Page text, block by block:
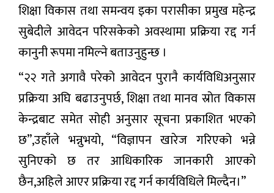
शिक्षा विकास तथा समन्वय इका परासीका प्रमुख महेन्द्र
सुबेदीले आवेदन परिसकेको अवस्थामा प्रक्रिया रद्द गर्न
कानुनी रूपमा नमिल्ने बताउनुहुन्छ ।
“२२ गते अगावै परेको आवेदन पुरानै कार्यविधिअनुसार
प्रक्रिया अघि बढाउनुपर्छ, शिक्षा तथा मानव स्रोत विकास
केन्द्रबाट समेत सोही अनुसार सूचना प्रकाशित भएको
छ”,उहाँले भन्नुभयो, “विज्ञापन खारेज गरिएको भन्ने
सुनिएको छ तर आधिकारिक जानकारी आएको
छैन,अहिले आएर प्रक्रिया रद्द गर्न कार्यविधिले मिल्दैन।”